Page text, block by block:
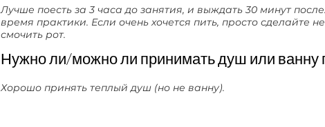
Лучше поесть за 3 часа до занятия, и выждать 30 минут
время практики. Если очень хочется пить, просто сделайте
смочить рот.
Нужно ли/можно ли принимать душ или ванну
Хорошо принять теплый душ (но не ванну).